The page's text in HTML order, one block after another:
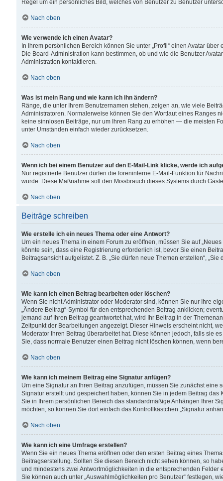
Regel um ein persönliches Bild, welches von Benutzer zu Benutzer
Nach oben
Wie verwende ich einen Avatar?
In Ihrem persönlichen Bereich können Sie unter „Profil“ einen Avatar
Die Board-Administration kann bestimmen, ob und wie die Benutzer
Administration kontaktieren.
Nach oben
Was ist mein Rang und wie kann ich ihn ändern?
Ränge, die unter Ihrem Benutzernamen stehen, zeigen an, wie viele
Administratoren. Normalerweise können Sie den Wortlaut eines Ranges
keine sinnlosen Beiträge, nur um Ihren Rang zu erhöhen — die meisten
unter Umständen einfach wieder zurücksetzen.
Nach oben
Wenn ich bei einem Benutzer auf den E-Mail-Link klicke, werde ich
Nur registrierte Benutzer dürfen die foreninterne E-Mail-Funktion für
wurde. Diese Maßnahme soll den Missbrauch dieses Systems durch
Nach oben
Beiträge schreiben
Wie erstelle ich ein neues Thema oder eine Antwort?
Um ein neues Thema in einem Forum zu eröffnen, müssen Sie auf
könnte sein, dass eine Registrierung erforderlich ist, bevor Sie einen
Beitragsansicht aufgelistet. Z. B. „Sie dürfen neue Themen erstellen“,
Nach oben
Wie kann ich einen Beitrag bearbeiten oder löschen?
Wenn Sie nicht Administrator oder Moderator sind, können Sie nur Ihre
„Ändere Beitrag“-Symbol für den entsprechenden Beitrag anklicken;
jemand auf Ihren Beitrag geantwortet hat, wird Ihr Beitrag in der
Zeitpunkt der Bearbeitungen angezeigt. Dieser Hinweis erscheint nicht,
Moderator Ihren Beitrag überarbeitet hat. Diese können jedoch, falls sie
Sie, dass normale Benutzer einen Beitrag nicht löschen können, wenn
Nach oben
Wie kann ich meinem Beitrag eine Signatur anfügen?
Um eine Signatur an Ihren Beitrag anzufügen, müssen Sie zunächst
Signatur erstellt und gespeichert haben, können Sie in jedem Beitrag
Sie in Ihrem persönlichen Bereich das standardmäßige Anhängen Ihrer
möchten, so können Sie dort einfach das Kontrollkästchen „Signatur
Nach oben
Wie kann ich eine Umfrage erstellen?
Wenn Sie ein neues Thema eröffnen oder den ersten Beitrag eines
Beitragserstellung. Sollten Sie diesen Bereich nicht sehen können, so
und mindestens zwei Antwortmöglichkeiten in die entsprechenden
Sie können auch unter „Auswahlmöglichkeiten pro Benutzer“ festlegen,